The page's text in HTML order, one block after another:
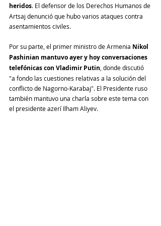
heridos. El defensor de los Derechos Humanos de
Artsaj denunció que hubo varios ataques contra
asentamientos civiles.
Por su parte, el primer ministro de Armenia Nikol
Pashinian mantuvo ayer y hoy conversaciones
telefónicas con Vladimir Putin , donde discutió
"a fondo las cuestiones relativas a la solución del
conflicto de Nagorno-Karabaj". El Presidente ruso
también mantuvo una charla sobre este tema con
el presidente azerí Ilham Aliyev.